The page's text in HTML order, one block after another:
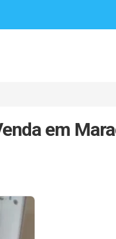
em